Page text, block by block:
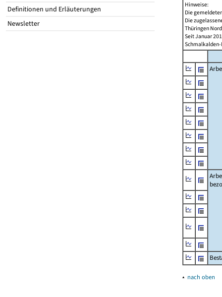
Definitionen und Erläuterungen
Newsletter
Hinweise:
Die
Die
Thüringen
Seit Januar
▴ nach oben